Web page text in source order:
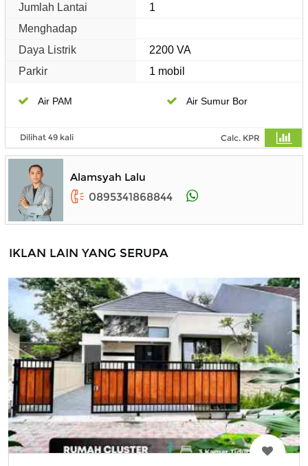
Jumlah Lantai
1
Menghadap
Daya Listrik
2200 VA
Parkir
1 mobil
Air PAM Air Sumur Bor
Dilihat 49 kali Calc. KPR
Alamsyah Lalu
0895341868844
IKLAN LAIN YANG SERUPA